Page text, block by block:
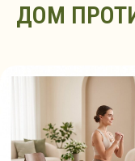
ДОМ